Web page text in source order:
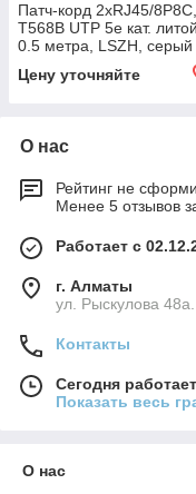
Патч-корд 2хRJ45/8P8C,
T568B UTP 5e кат. литой
0.5 метра, LSZH, серый
Цену уточняйте
О нас
Рейтинг не
Менее 5 отзывов
Работает с
г. Алматы
ул. Рыскулова
Контакты
Сегодня
Показать весь
О нас